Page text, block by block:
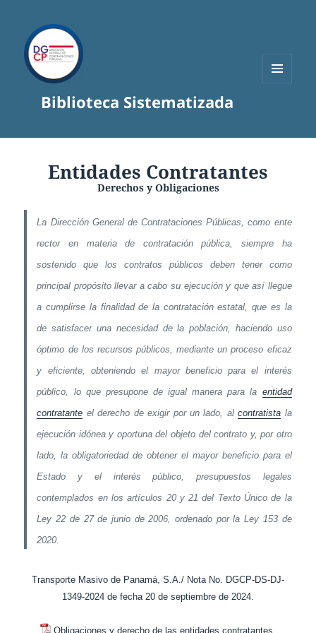
Biblioteca Sistematizada
Entidades Contratantes
Derechos y Obligaciones
La Dirección General de Contrataciones Públicas, como ente
rector en materia de contratación pública, siempre ha
sostenido que los contratos públicos deben tener como
principal propósito llevar a cabo su ejecución y que así llegue
a cumplirse la finalidad de la contratación estatal, que es la
de satisfacer una necesidad de la población, haciendo uso
óptimo de los recursos públicos, mediante un proceso eficaz
y eficiente, obteniendo el mayor beneficio para el interés
público, lo que presupone de igual manera para la entidad
contratante el derecho de exigir por un lado, alcontratista la
ejecución idónea y oportuna del objeto del contrato y, por otro
lado, la obligatoriedad de obtener el mayor beneficio para el
Estado y el interés público, presupuestos legales
contemplados en los artículos 20 y 21 del Texto Único de la
Ley 22 de 27 de junio de 2006, ordenado por la Ley 153 de
2020.
Transporte Masivo de Panamá, S.A./ Nota No. DGCP-DS-DJ-
1349-2024 de fecha 20 de septiembre de 2024.
Obligaciones y derecho de las entidades contratantes